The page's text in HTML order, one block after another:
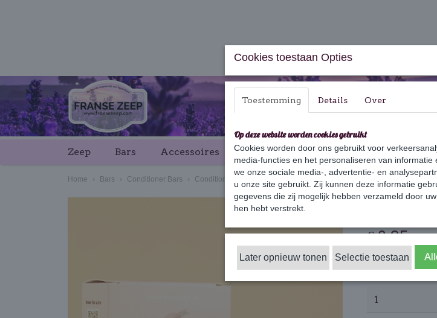
Zeep Bars Accessoires Cadeaus & Geschenksets
Home › Bars › Conditioner Bars › Conditioner Bar Lavendel
€ 8,95
✓Op voorraad
Cookies toestaan Opties
Toestemming Details Over
Op deze website worden cookies gebruikt
Cookies worden door ons gebruikt voor
media-functies en het personaliseren van
we onze sociale media-, advertentie- en
u onze site gebruikt. Zij kunnen deze informatie
gegevens die zij mogelijk hebben verzameld door
hen hebt verstrekt.
Later opnieuw tonen Selectie toestaan